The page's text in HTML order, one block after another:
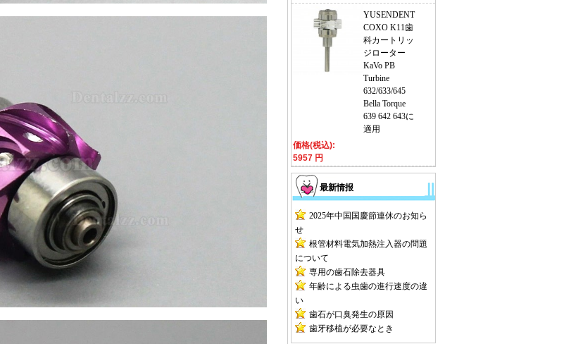
YUSENDENT
COXO K11歯
科カートリッ
ジローター
KaVo PB
Turbine
632/633/645
Bella Torque
639 642 643に
適用
価格(税込):
5957 円
最新情报
2025年中国国慶節連休のお知ら
せ
根管材料電気加熱注入器の問題
について
専用の歯石除去器具
年齢による虫歯の進行速度の違
い
歯石が口臭発生の原因
歯牙移植が必要なとき